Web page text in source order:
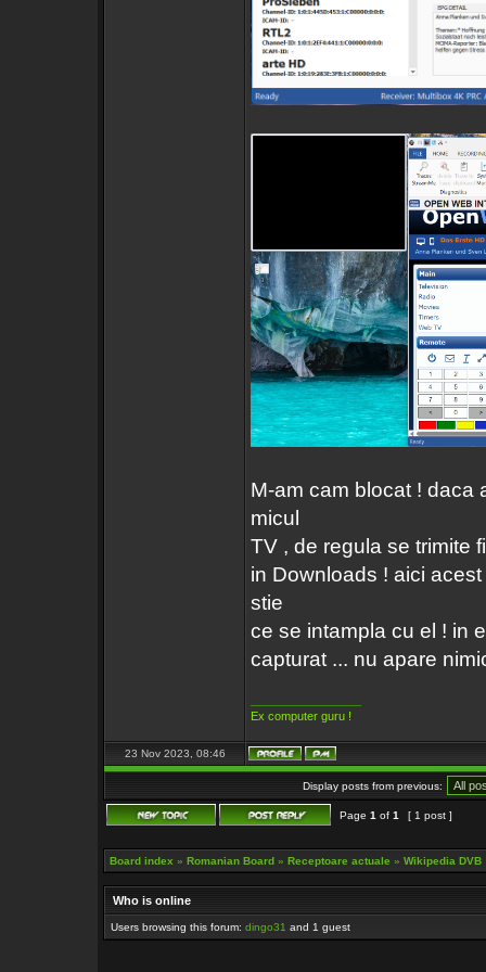
M-am cam blocat ! daca
micul
TV , de regula se trimite
in Downloads ! aici
stie
ce se intampla cu el ! in
capturat ... nu apare
Ex computer guru !
23 Nov 2023, 08:46
Display posts from previous:
Page 1 of 1 [ 1 post ]
Board index » Romanian Board » Receptoare actuale » Wikipedia DVB
Who is online
Users browsing this forum: dingo31 and 1 guest